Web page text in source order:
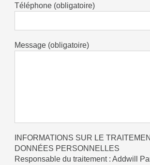
Téléphone (obligatoire)
Message (obligatoire)
INFORMATIONS SUR LE
DONNÉES PERSONNELLES
Responsable du traitement : Addwill